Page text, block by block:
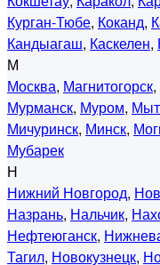
Курган-Тюбе, Коканд,
Кандыагаш, Каскелен,
М
Москва, Магнитогорск,
Мурманск, Муром,
Мичуринск, Минск,
Мубарек
Н
Нижний Новгород,
Назрань, Нальчик,
Нефтеюганск,
Тагил, Новокузнецк,